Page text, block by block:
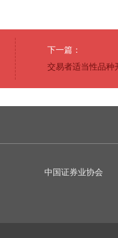
下一篇：
交易者适当性品种
中国证券业协会